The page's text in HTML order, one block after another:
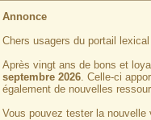
Annonce
Chers usagers du portail
Après vingt ans de bons et
septembre 2026. Celle-ci
également de nouvelles
Vous pouvez tester la nouvelle